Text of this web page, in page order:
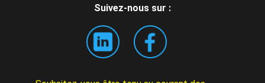
Suivez-nous sur :